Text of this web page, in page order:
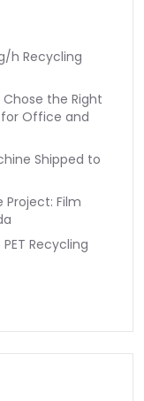
h Recycling
the Right
for Office and
Shipped to
Project: Film
Recycling